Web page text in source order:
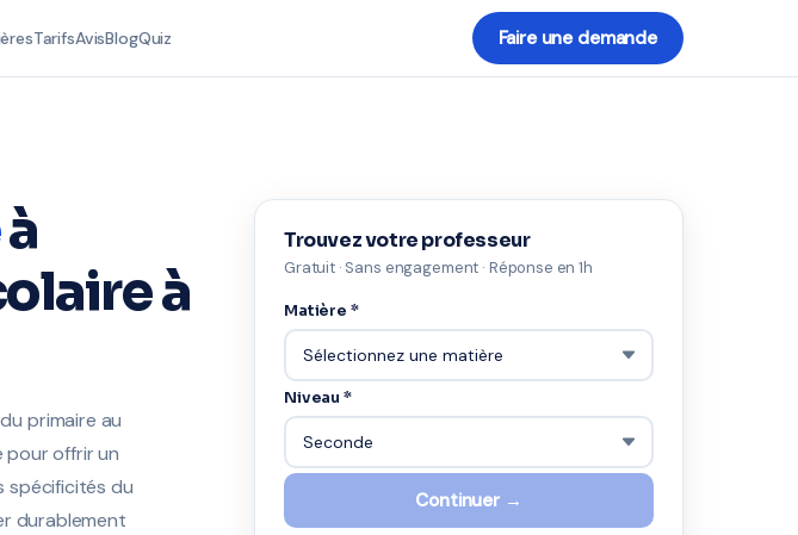
TarifsAvisBlogQuiz Faire une demande
à
à
primaire au
pour offrir un
spécificités du
durablement
Trouvez votre professeur
Gratuit · Sans engagement · Réponse en 1h
Matière *
Niveau *
Continuer →